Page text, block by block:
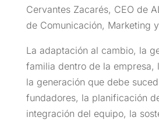
Cervantes Zacarés, CEO de
de Comunicación, Marketing y
La adaptación al cambio, la
familia dentro de la empresa,
la generación que debe
fundadores, la planificación
integración del equipo, la